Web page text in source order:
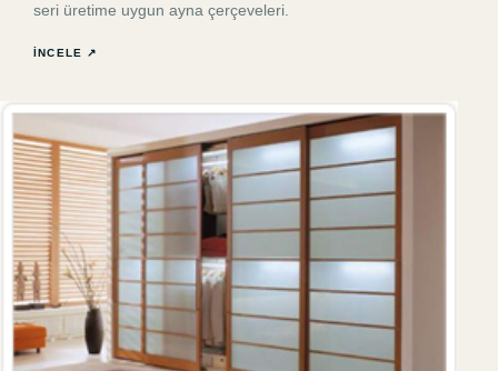
seri üretime uygun ayna çerçeveleri.
İNCELE ↗